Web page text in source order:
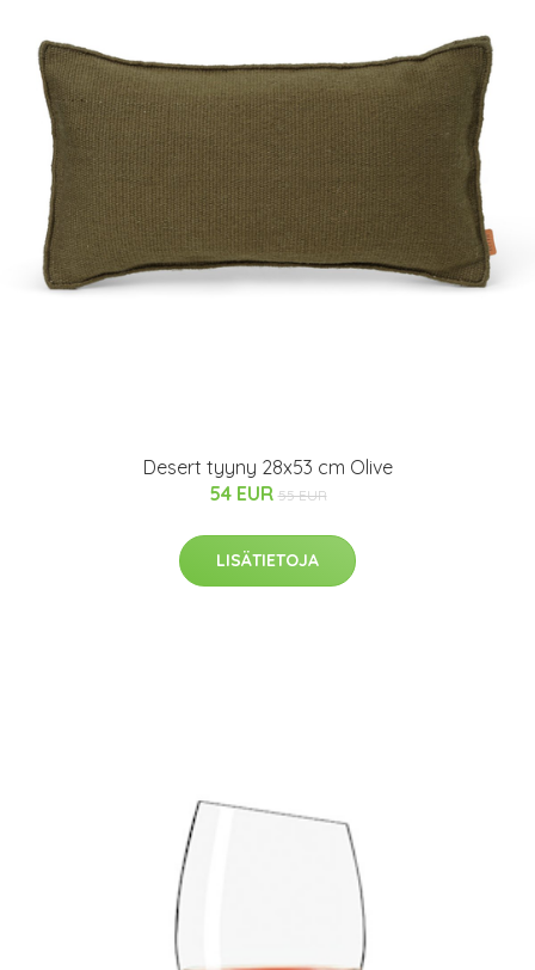
Desert tyyny 28x53 cm Olive
54 EUR 55 EUR
LISÄTIETOJA